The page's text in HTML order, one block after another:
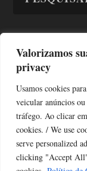
Valorizamos
privacy
Usamos cookies
veicular anúncios
tráfego. Ao clicar
cookies. / We use
serve personalized
clicking "Accept
TODAS OS
Copyright © Alô
Desenvolvido por